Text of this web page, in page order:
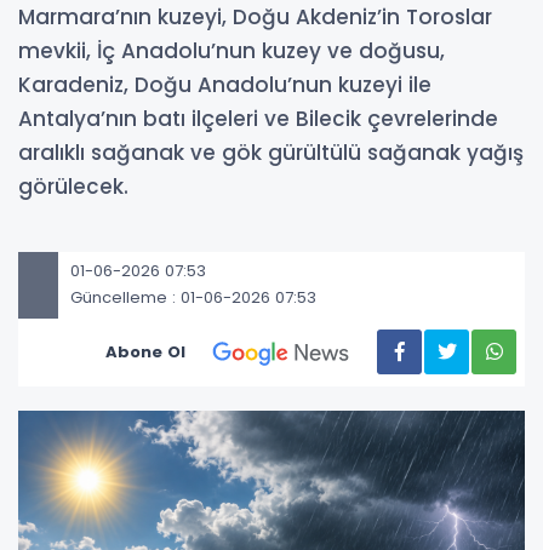
Marmara’nın kuzeyi, Doğu Akdeniz’in Toroslar
mevkii, İç Anadolu’nun kuzey ve doğusu,
Karadeniz, Doğu Anadolu’nun kuzeyi ile
Antalya’nın batı ilçeleri ve Bilecik çevrelerinde
aralıklı sağanak ve gök gürültülü sağanak yağış
görülecek.
01-06-2026 07:53
Güncelleme : 01-06-2026 07:53
Abone Ol